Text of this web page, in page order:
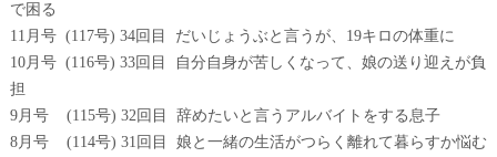
で困る
11月号 (117号) 34回目 だいじょうぶと言うが、19キロの体重に
10月号 (116号) 33回目 自分自身が苦しくなって、娘の送り迎えが負
担
9月号 (115号) 32回目 辞めたいと言うアルバイトをする息子
8月号 (114号) 31回目 娘と一緒の生活がつらく離れて暮らすか悩む